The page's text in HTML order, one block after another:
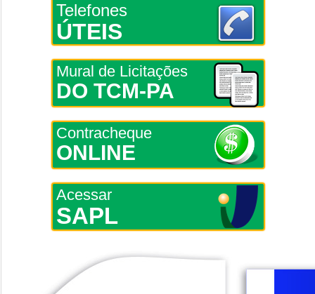
Telefones
ÚTEIS
Mural de Licitações
DO TCM-PA
Contracheque
ONLINE
Acessar
SAPL